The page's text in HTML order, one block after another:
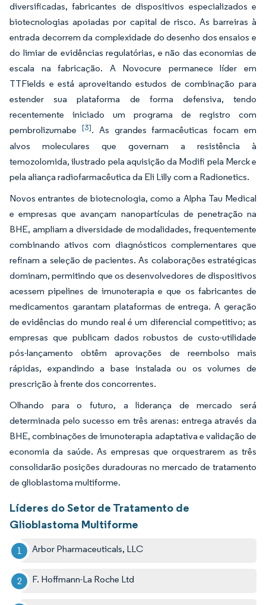
diversificadas, fabricantes de dispositivos especializados e
biotecnologias apoiadas por capital de risco. As barreiras à
entrada decorrem da complexidade do desenho dos ensaios e
do limiar de evidências regulatórias, e não das economias de
escala na fabricação. A Novocure permanece líder em
TTFields e está aproveitando estudos de combinação para
estender sua plataforma de forma defensiva, tendo
recentemente iniciado um programa de registro com
pembrolizumabe [3]. As grandes farmacêuticas focam em
alvos moleculares que governam a resistência à
temozolomida, ilustrado pela aquisição da Modifi pela Merck e
pela aliança radiofarmacêutica da Eli Lilly com a Radionetics.
Novos entrantes de biotecnologia, como a Alpha Tau Medical
e empresas que avançam nanopartículas de penetração na
BHE, ampliam a diversidade de modalidades, frequentemente
combinando ativos com diagnósticos complementares que
refinam a seleção de pacientes. As colaborações estratégicas
dominam, permitindo que os desenvolvedores de dispositivos
acessem pipelines de imunoterapia e que os fabricantes de
medicamentos garantam plataformas de entrega. A geração
de evidências do mundo real é um diferencial competitivo; as
empresas que publicam dados robustos de custo-utilidade
pós-lançamento obtêm aprovações de reembolso mais
rápidas, expandindo a base instalada ou os volumes de
prescrição à frente dos concorrentes.
Olhando para o futuro, a liderança de mercado será
determinada pelo sucesso em três arenas: entrega através da
BHE, combinações de imunoterapia adaptativa e validação de
economia da saúde. As empresas que orquestrarem as três
consolidarão posições duradouras no mercado de tratamento
de glioblastoma multiforme.
Líderes do Setor de Tratamento de
Glioblastoma Multiforme
Arbor Pharmaceuticals, LLC
F. Hoffmann-La Roche Ltd